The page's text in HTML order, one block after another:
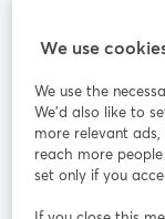
StreamYard：
参加する
ライ
ンセ
ミナ
We use
We use the
We'd also like to
more relevant
reach more
set only if you